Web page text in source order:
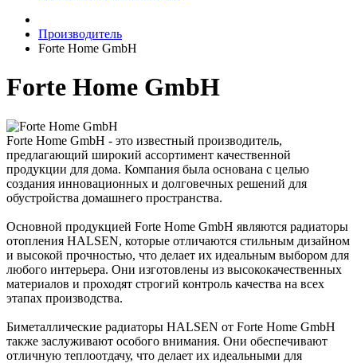
Производитель
Forte Home GmbH
Forte Home GmbH
Forte Home GmbH - это известный производитель,
предлагающий широкий ассортимент качественной
продукции для дома. Компания была основана с целью
создания инновационных и долговечных решений для
обустройства домашнего пространства.
Основной продукцией Forte Home GmbH являются радиаторы
отопления HALSEN, которые отличаются стильным дизайном
и высокой прочностью, что делает их идеальным выбором для
любого интерьера. Они изготовлены из высококачественных
материалов и проходят строгий контроль качества на всех
этапах производства.
Биметаллические радиаторы HALSEN от Forte Home GmbH
также заслуживают особого внимания. Они обеспечивают
отличную теплоотдачу, что делает их идеальными для